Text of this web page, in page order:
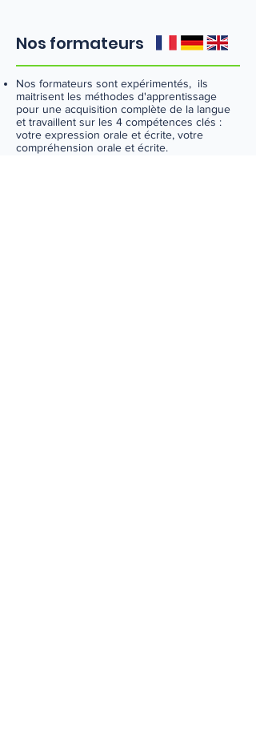
Nos formateurs
Nos formateurs sont expérimentés, ils
maitrisent les méthodes d'apprentissage
pour une acquisition complète de la langue
et travaillent sur les 4 compétences clés :
votre expression orale et écrite, votre
compréhension orale et écrite.